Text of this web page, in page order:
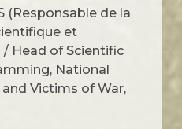
(Responsable de la
et
/ Head of Scientific
National
Victims of War,